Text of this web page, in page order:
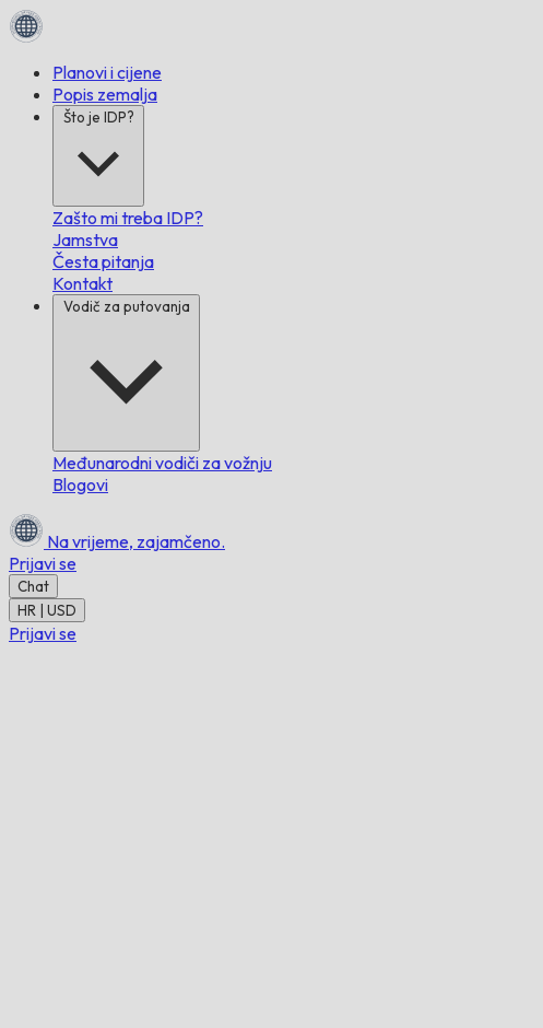
Planovi i cijene
Popis zemalja
Što je IDP?
Zašto mi treba IDP?
Jamstva
Česta pitanja
Kontakt
Vodič za putovanja
Međunarodni vodiči za vožnju
Blogovi
Na vrijeme, zajamčeno.
Prijavi se
Chat
HR | USD
Prijavi se